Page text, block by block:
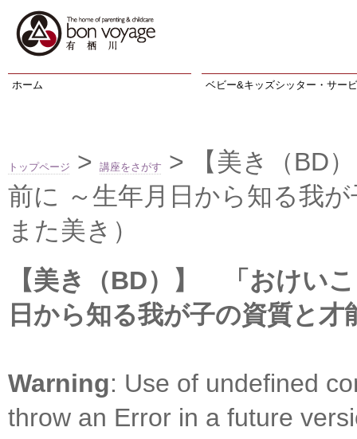
ホーム ベビー&キッズシッター・サー
トップページ > 講座をさがす
> 【美き（BD
前に ～生年月日から知る我
また美き）
【美き（BD）】 「おけい
日から知る我が子の資質と
Warning: Use of undefined
throw an Error in a future